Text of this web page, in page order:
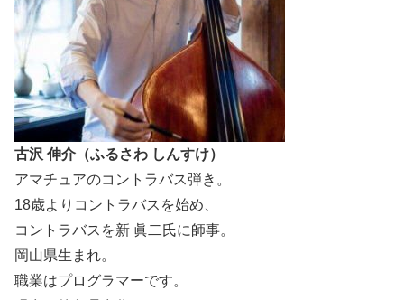
古沢 伸介（ふるさわ しんすけ）
アマチュアのコントラバス弾き。
18歳よりコントラバスを始め、
コントラバスを新 眞二氏に師事。
岡山県生まれ。
職業はプログラマーです。